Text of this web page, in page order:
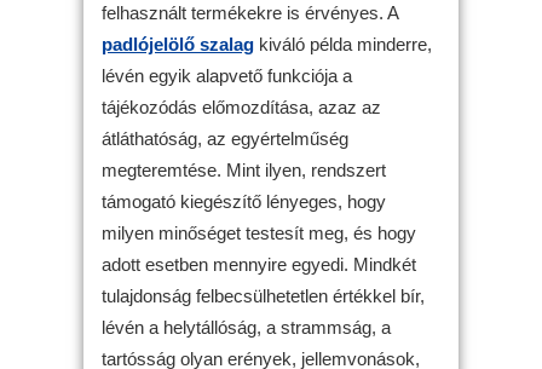
felhasznált termékekre is érvényes. A
padlójelölő szalag kiváló példa minderre,
lévén egyik alapvető funkciója a
tájékozódás előmozdítása, azaz az
átláthatóság, az egyértelműség
megteremtése. Mint ilyen, rendszert
támogató kiegészítő lényeges, hogy
milyen minőséget testesít meg, és hogy
adott esetben mennyire egyedi. Mindkét
tulajdonság felbecsülhetetlen értékkel bír,
lévén a helytállóság, a strammság, a
tartósság olyan erények, jellemvonások,